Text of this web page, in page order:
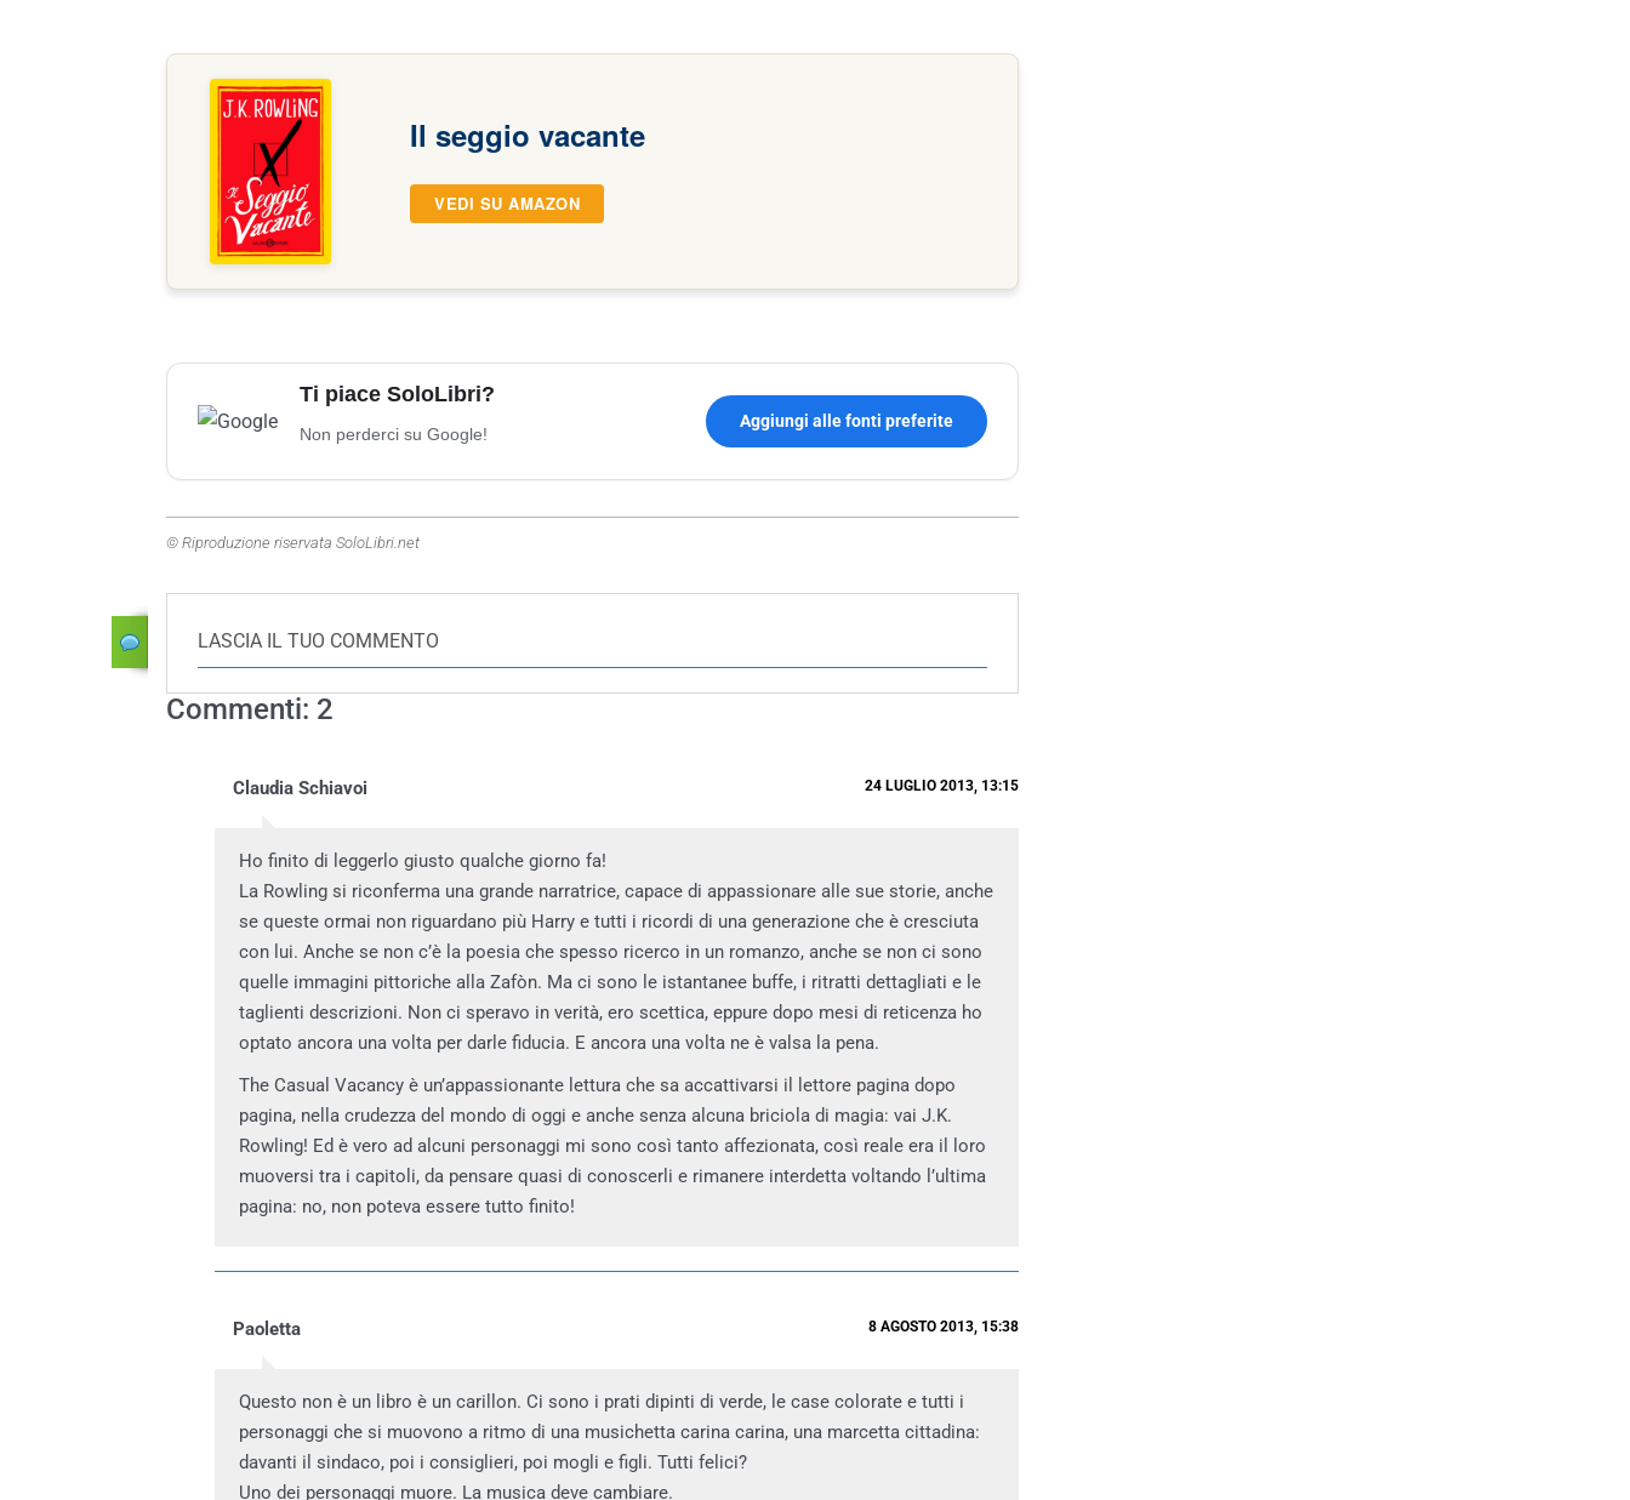
Il seggio vacante
VEDI SU AMAZON
Ti piace SoloLibri?
Non perderci su Google!
Aggiungi alle fonti preferite
© Riproduzione riservata SoloLibri.net
LASCIA IL TUO COMMENTO
Commenti: 2
Claudia Schiavoi 24 LUGLIO 2013, 13:15
Ho finito di leggerlo giusto qualche giorno fa!
La Rowling si riconferma una grande narratrice, capace di appassionare alle sue storie, anche
se queste ormai non riguardano più Harry e tutti i ricordi di una generazione che è cresciuta
con lui. Anche se non c’è la poesia che spesso ricerco in un romanzo, anche se non ci sono
quelle immagini pittoriche alla Zafòn. Ma ci sono le istantanee buffe, i ritratti dettagliati e le
taglienti descrizioni. Non ci speravo in verità, ero scettica, eppure dopo mesi di reticenza ho
optato ancora una volta per darle fiducia. E ancora una volta ne è valsa la pena.
The Casual Vacancy è un’appassionante lettura che sa accattivarsi il lettore pagina dopo
pagina, nella crudezza del mondo di oggi e anche senza alcuna briciola di magia: vai J.K.
Rowling! Ed è vero ad alcuni personaggi mi sono così tanto affezionata, così reale era il loro
muoversi tra i capitoli, da pensare quasi di conoscerli e rimanere interdetta voltando l’ultima
pagina: no, non poteva essere tutto finito!
Paoletta 8 AGOSTO 2013, 15:38
Questo non è un libro è un carillon. Ci sono i prati dipinti di verde, le case colorate e tutti i
personaggi che si muovono a ritmo di una musichetta carina carina, una marcetta cittadina:
davanti il sindaco, poi i consiglieri, poi mogli e figli. Tutti felici?
Uno dei personaggi muore. La musica deve cambiare.